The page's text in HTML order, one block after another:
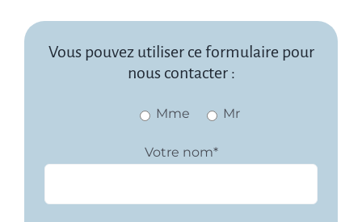
Vous pouvez utiliser ce formulaire pour
nous contacter :
Mme Mr
Votre nom*